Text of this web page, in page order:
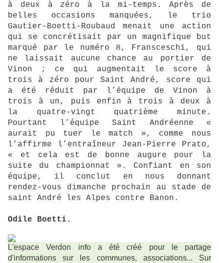
à deux à zéro à la mi-temps. Après de
belles occasions manquées, le trio
Gautier-Boetti-Roubaud menait une action
qui se concrétisait par un magnifique but
marqué par le numéro 8, Fransceschi, qui
ne laissait aucune chance au portier de
Vinon ; ce qui augmentait le score à
trois à zéro pour Saint André, score qui
a été réduit par l’équipe de Vinon à
trois à un, puis enfin à trois à deux à
la quatre-vingt quatrième minute.
Pourtant l’équipe Saint Andréenne «
aurait pu tuer le match », comme nous
l’affirme l’entraîneur Jean-Pierre Prato,
« et cela est de bonne augure pour la
suite du championnat ». Confiant en son
équipe, il conclut en nous donnant
rendez-vous dimanche prochain au stade de
saint André les Alpes contre Banon.
Odile Boetti.
L'espace Verdon info a été créé pour le partage
d'informations sur les communes, associations... Sur